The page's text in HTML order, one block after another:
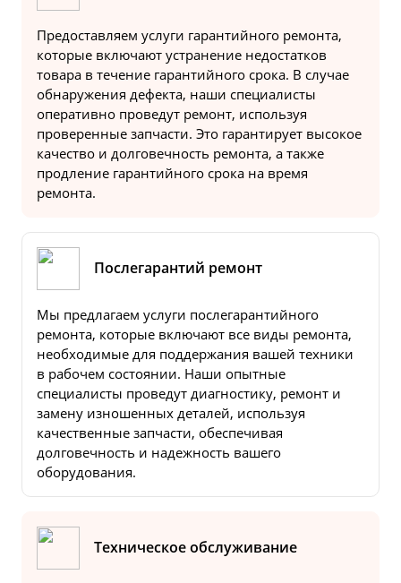
Предоставляем услуги гарантийного ремонта,
которые включают устранение недостатков
товара в течение гарантийного срока. В случае
обнаружения дефекта, наши специалисты
оперативно проведут ремонт, используя
проверенные запчасти. Это гарантирует высокое
качество и долговечность ремонта, а также
продление гарантийного срока на время
ремонта.
Послегарантий ремонт
Мы предлагаем услуги послегарантийного
ремонта, которые включают все виды ремонта,
необходимые для поддержания вашей техники
в рабочем состоянии. Наши опытные
специалисты проведут диагностику, ремонт и
замену изношенных деталей, используя
качественные запчасти, обеспечивая
долговечность и надежность вашего
оборудования.
Техническое обслуживание